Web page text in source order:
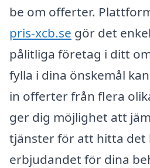
be om offerter.
pris-xcb.se gör det
pålitliga företag i ditt
fylla i dina önskemål
in offerter från flera
ger dig möjlighet att
tjänster för att hitta det
erbjudandet för dina